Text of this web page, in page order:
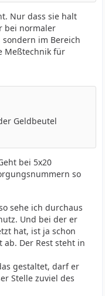
Nur dass sie halt
bei normaler
sondern im Bereich
Meßtechnik für
Geldbeutel
bei 5x20
so
sehe ich durchaus
Und bei der er
hat, ist ja schon
ab. Der Rest steht in
gestaltet, darf er
Stelle zuviel des